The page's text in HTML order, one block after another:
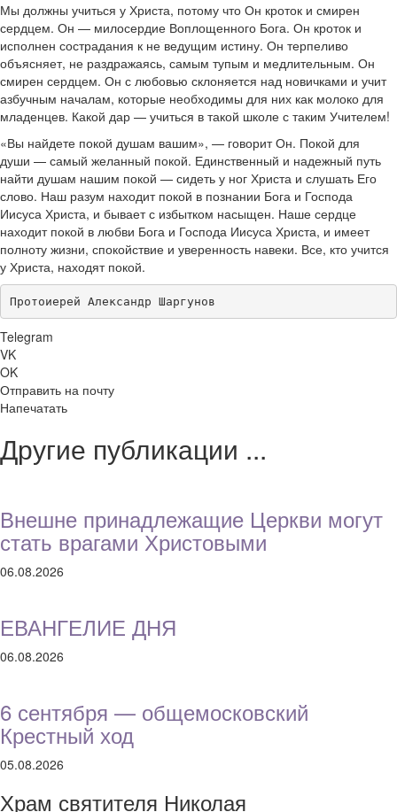
Мы должны учиться у Христа, потому что Он кроток и смирен
сердцем. Он — милосердие Воплощенного Бога. Он кроток и
исполнен сострадания к не ведущим истину. Он терпеливо
объясняет, не раздражаясь, самым тупым и медлительным. Он
смирен сердцем. Он с любовью склоняется над новичками и учит
азбучным началам, которые необходимы для них как молоко для
младенцев. Какой дар — учиться в такой школе с таким Учителем!
«Вы найдете покой душам вашим», — говорит Он. Покой для
души — самый желанный покой. Единственный и надежный путь
найти душам нашим покой — сидеть у ног Христа и слушать Его
слово. Наш разум находит покой в познании Бога и Господа
Иисуса Христа, и бывает с избытком насыщен. Наше сердце
находит покой в любви Бога и Господа Иисуса Христа, и имеет
полноту жизни, спокойствие и уверенность навеки. Все, кто учится
у Христа, находят покой.
Протоиерей Александр Шаргунов
Telegram
VK
OK
Отправить на почту
Напечатать
Другие публикации ...
Внешне принадлежащие Церкви могут
стать врагами Христовыми
06.08.2026
ЕВАНГЕЛИЕ ДНЯ
06.08.2026
6 сентября — общемосковский
Крестный ход
05.08.2026
Храм святителя Николая